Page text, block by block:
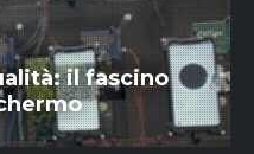
il fascino